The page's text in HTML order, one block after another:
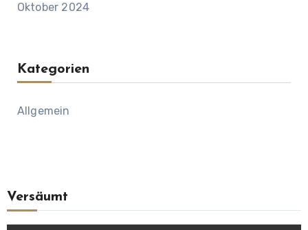
Oktober 2024
Kategorien
Allgemein
Versäumt